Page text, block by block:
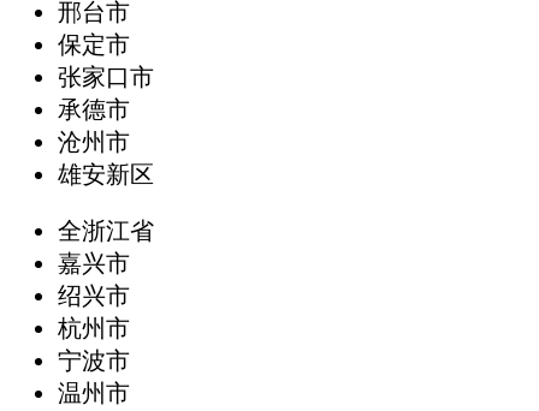
邢台市
保定市
张家口市
承德市
沧州市
雄安新区
全浙江省
嘉兴市
绍兴市
杭州市
宁波市
温州市